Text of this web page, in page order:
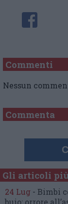
Commenti
Nessun
Commenta
Gli articoli
24 Lug - Bimbi
buio: orrore